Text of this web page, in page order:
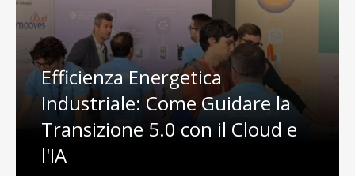
Efficienza Energetica
Industriale: Come Guidare la
Transizione 5.0 con il Cloud e
l'IA